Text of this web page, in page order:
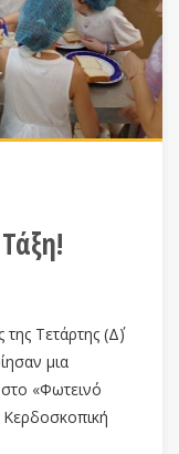
Τετάρτης (Δ΄)
μια
στο «Φωτεινό
Κερδοσκοπική